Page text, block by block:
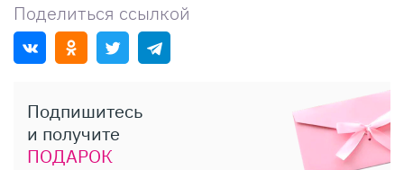
Поделиться ссылкой
Подпишитесь
и получите
ПОДАРОК